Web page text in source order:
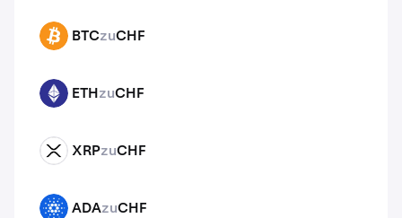
BTC BTCzuCHF
ETH ETHzuCHF
XRP XRPzuCHF
ADA ADAzuCHF